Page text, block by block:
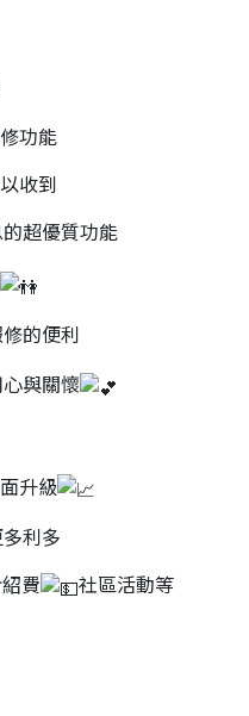
功能
收到
超優質功能
的便利
與關懷
升級
利多
費
社區活動等